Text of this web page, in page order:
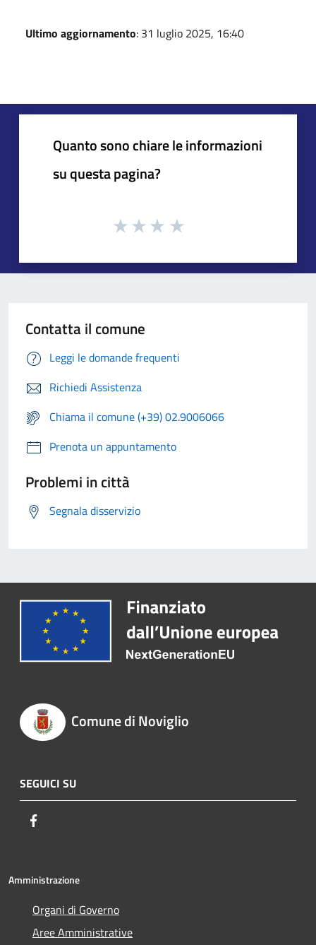
Ultimo aggiornamento: 31 luglio 2025, 16:40
Quanto sono chiare le informazioni
su questa pagina?
Contatta il comune
Leggi le domande frequenti
Richiedi Assistenza
Chiama il comune (+39) 02.9006066
Prenota un appuntamento
Problemi in città
Segnala disservizio
Comune di Noviglio
SEGUICI SU
Amministrazione
Organi di Governo
Aree Amministrative